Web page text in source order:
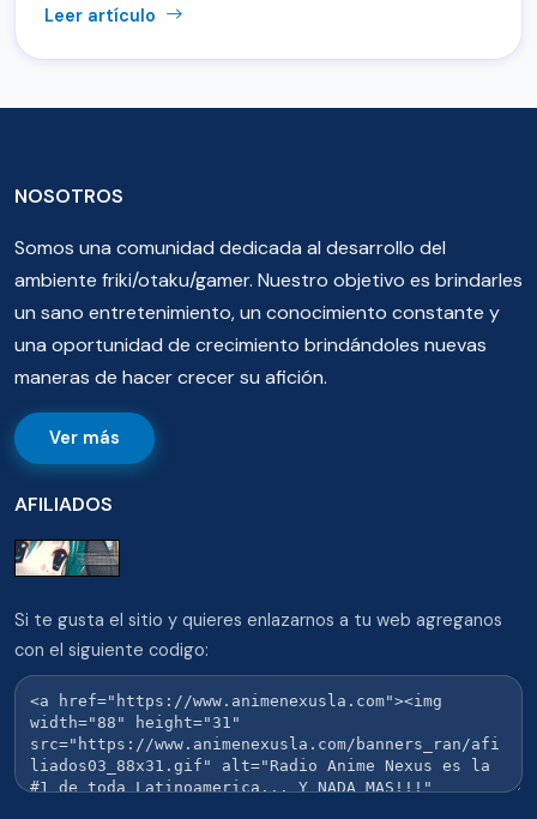
Leer artículo
NOSOTROS
Somos una comunidad dedicada al desarrollo del
ambiente friki/otaku/gamer. Nuestro objetivo es brindarles
un sano entretenimiento, un conocimiento constante y
una oportunidad de crecimiento brindándoles nuevas
maneras de hacer crecer su afición.
Ver más
AFILIADOS
Si te gusta el sitio y quieres enlazarnos a tu web agreganos
con el siguiente codigo: